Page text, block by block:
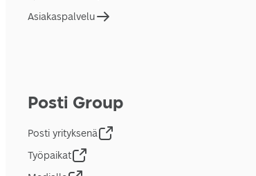
Asiakaspalvelu
Posti Group
Posti yrityksenä
Työpaikat